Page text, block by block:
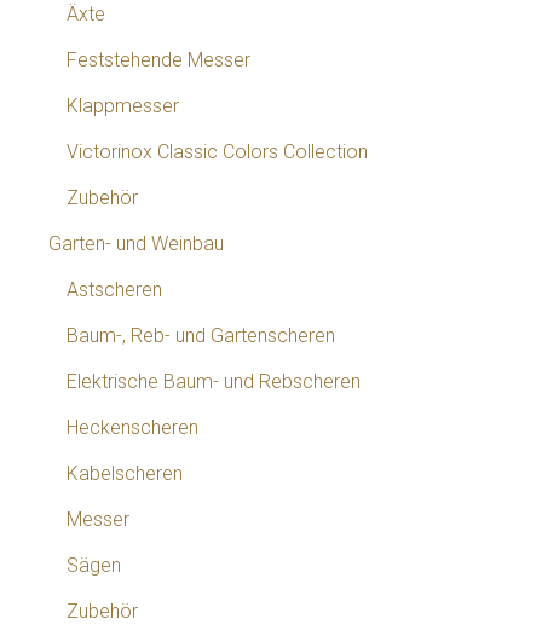
Äxte
Feststehende Messer
Klappmesser
Victorinox Classic Colors Collection
Zubehör
Garten- und Weinbau
Astscheren
Baum-, Reb- und Gartenscheren
Elektrische Baum- und Rebscheren
Heckenscheren
Kabelscheren
Messer
Sägen
Zubehör